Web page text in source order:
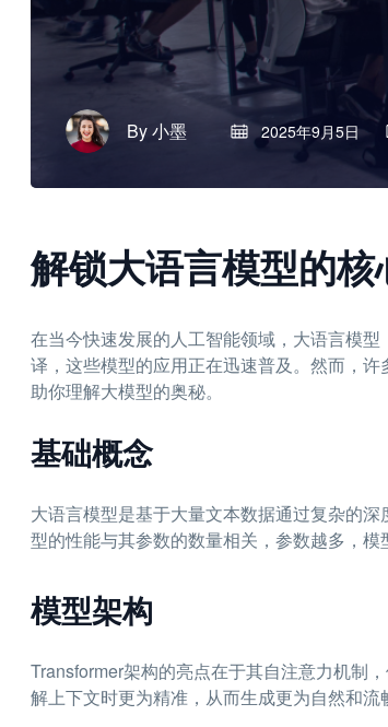
By小墨 2025年9月5日
解锁大语言模型的核
在当今快速发展的人工智能领域，大语言模
译，这些模型的应用正在迅速普及。然而，
助你理解大模型的奥秘。
基础概念
大语言模型是基于大量文本数据通过复杂的
型的性能与其参数的数量相关，参数越多，模
模型架构
Transformer架构的亮点在于其自注意力机制
解上下文时更为精准，从而生成更为自然和流